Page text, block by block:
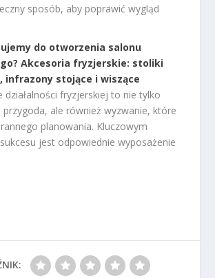
sposób, aby poprawić wygląd
do otworzenia salonu
Akcesoria fryzjerskie: stoliki
infrazony stojące i wiszące
działalności fryzjerskiej to nie tylko
przygoda, ale również wyzwanie, które
planowania. Kluczowym
jest odpowiednie wyposażenie